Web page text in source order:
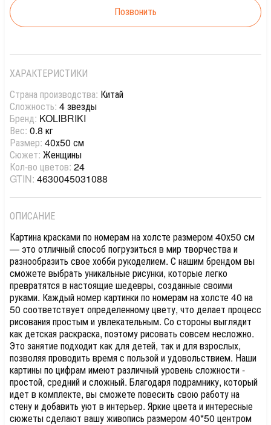
Позвонить
ХАРАКТЕРИСТИКИ
Страна производства: Китай
Сложность: 4 звезды
Бренд: KOLIBRIKI
Вес: 0.8 кг
Размер: 40х50 см
Сюжет: Женщины
Кол-во цветов: 24
GTIN: 4630045031088
ОПИСАНИЕ
Картина красками по номерам на холсте размером 40х50 см
— это отличный способ погрузиться в мир творчества и
разнообразить свое хобби рукоделием. С нашим брендом вы
сможете выбрать уникальные рисунки, которые легко
превратятся в настоящие шедевры, созданные своими
руками. Каждый номер картинки по номерам на холсте 40 на
50 соответствует определенному цвету, что делает процесс
рисования простым и увлекательным. Со стороны выглядит
как детская раскраска, поэтому рисовать совсем несложно.
Это занятие подходит как для детей, так и для взрослых,
позволяя проводить время с пользой и удовольствием. Наши
картины по цифрам имеют различный уровень сложности -
простой, средний и сложный. Благодаря подрамнику, который
идет в комплекте, вы сможете повесить свою работу на
стену и добавить уют в интерьер. Яркие цвета и интересные
сюжеты сделают вашу живопись размером 40*50 центром